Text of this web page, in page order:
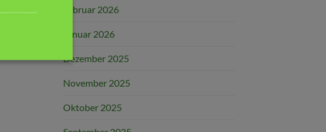
Februar 2026
Januar 2026
Dezember 2025
November 2025
Oktober 2025